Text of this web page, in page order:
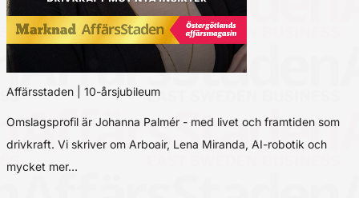
Affärsstaden | 10-årsjubileum
Omslagsprofil är Johanna Palmér - med livet och framtiden som
drivkraft. Vi skriver om Arboair, Lena Miranda, AI-robotik och
mycket mer…